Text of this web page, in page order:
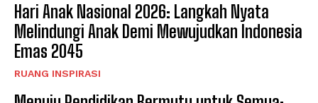
Hari Anak Nasional 2026: Langkah Nyata
Melindungi Anak Demi Mewujudkan Indonesia
Emas 2045
RUANG INSPIRASI